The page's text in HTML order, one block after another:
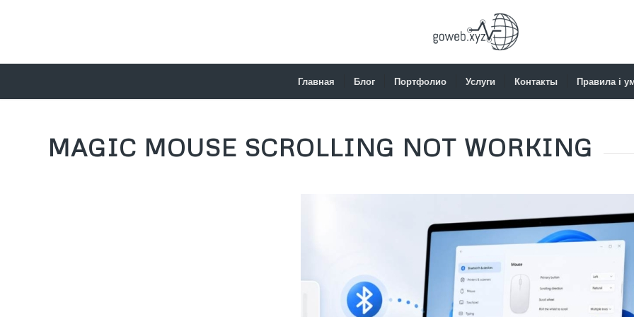
Главная Блог Портфолио Услуги Контакты Правила і
MAGIC MOUSE SCROLLING NOT WORKING